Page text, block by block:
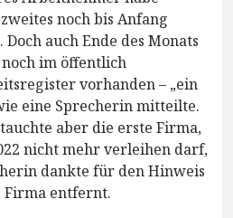
noch bis Anfang
auch Ende des Monats
im öffentlich
vorhanden – „ein
eine Sprecherin mitteilte.
aber die erste Firma,
nicht mehr verleihen darf,
dankte für den Hinweis
Firma entfernt.